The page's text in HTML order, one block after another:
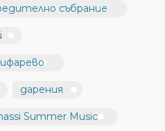
събрание
дарения
Summer Music